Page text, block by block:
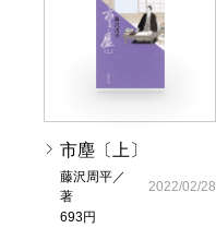
市塵〔上〕
藤沢周平／
著
693円
2022/02/28